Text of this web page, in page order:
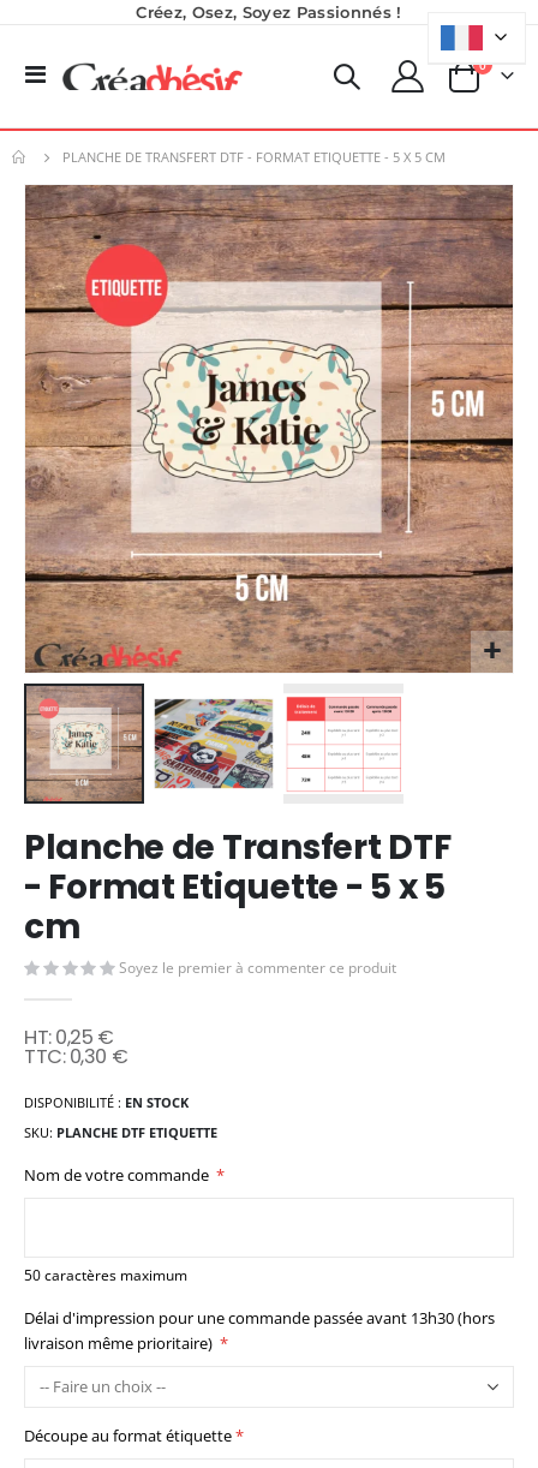
Créez, Osez, Soyez Passionnés !
Basculer
Panier
0produits
PLANCHE DE TRANSFERT DTF - FORMAT ETIQUETTE - 5 X 5 CM
Skip
to
the
end
of
the
images
gallery
to
the
beginning
of
the
images
Planche de Transfert DTF
- Format Etiquette - 5 x 5
cm
Soyez le premier à commenter ce produit
0,30 €
0,25 €
DISPONIBILITÉ : EN STOCK
SKU PLANCHE DTF ETIQUETTE
Nom de votre commande
50 caractères maximum
Délai d'impression pour une commande passée avant 13h30 (hors
livraison même prioritaire)
Découpe au format étiquette